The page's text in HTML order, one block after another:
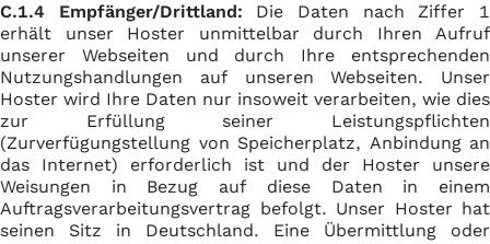
C.1.4 Empfänger/Drittland: Die Daten nach Ziffer 1
erhält unser Hoster unmittelbar durch Ihren Aufruf
unserer Webseiten und durch Ihre entsprechenden
Nutzungshandlungen auf unseren Webseiten. Unser
Hoster wird Ihre Daten nur insoweit verarbeiten, wie dies
zur Erfüllung seiner Leistungspflichten
(Zurverfügungstellung von Speicherplatz, Anbindung an
das Internet) erforderlich ist und der Hoster unsere
Weisungen in Bezug auf diese Daten in einem
Auftragsverarbeitungsvertrag befolgt. Unser Hoster hat
seinen Sitz in Deutschland. Eine Übermittlung oder